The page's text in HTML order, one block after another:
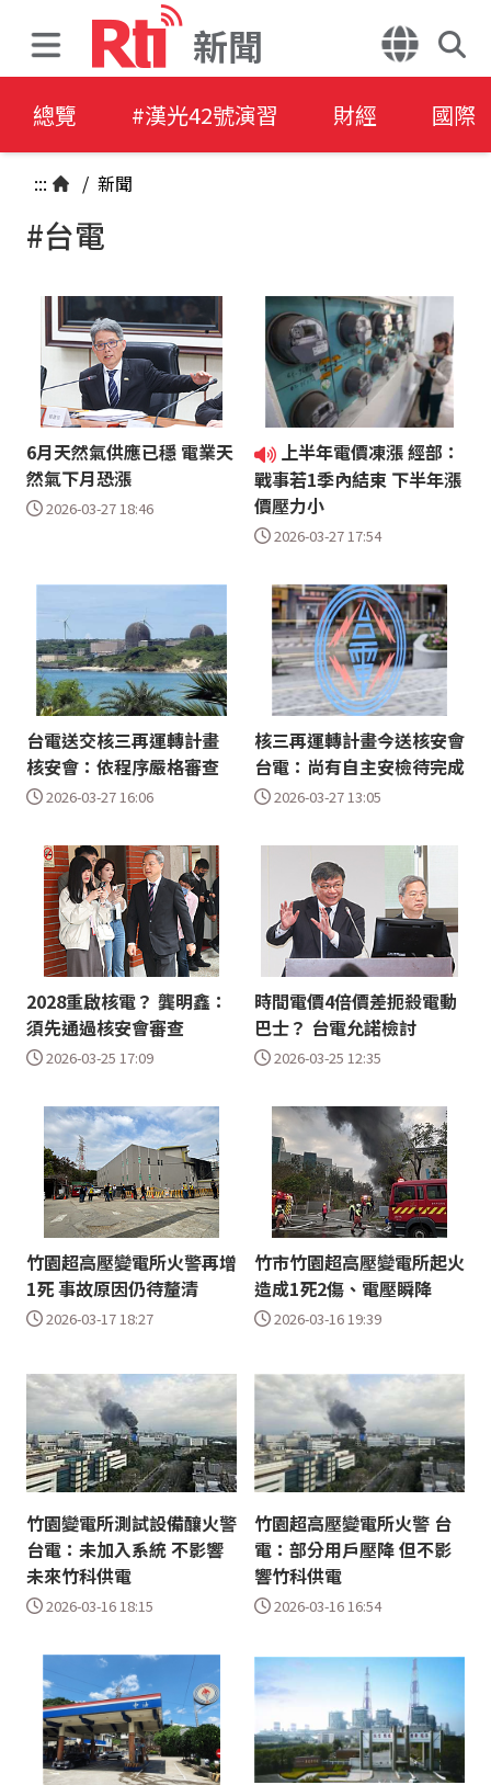
新聞
總覽 #漢光42號演習 財經 國際
::: / 新聞
#台電
6月天然氣供應已穩 電業天
然氣下月恐漲
2026-03-27 18:46
上半年電價凍漲 經部：
戰事若1季內結束 下半年漲
價壓力小
2026-03-27 17:54
台電送交核三再運轉計畫
核安會：依程序嚴格審查
2026-03-27 16:06
核三再運轉計畫今送核安會
台電：尚有自主安檢待完成
2026-03-27 13:05
2028重啟核電？ 龔明鑫：
須先通過核安會審查
2026-03-25 17:09
時間電價4倍價差扼殺電動
巴士？ 台電允諾檢討
2026-03-25 12:35
竹園超高壓變電所火警再增
1死 事故原因仍待釐清
2026-03-17 18:27
竹市竹園超高壓變電所起火
造成1死2傷、電壓瞬降
2026-03-16 19:39
竹園變電所測試設備釀火警
台電：未加入系統 不影響
未來竹科供電
2026-03-16 18:15
竹園超高壓變電所火警 台
電：部分用戶壓降 但不影
響竹科供電
2026-03-16 16:54